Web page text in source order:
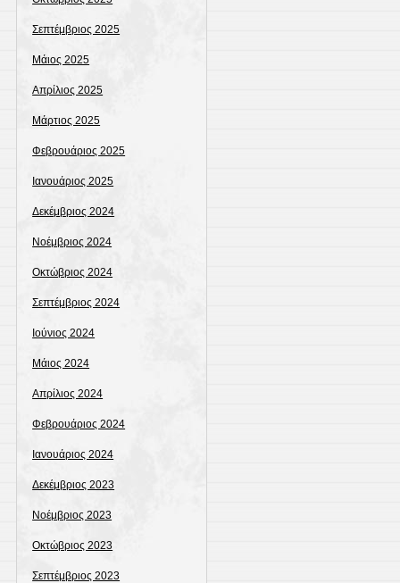
Σεπτέμβριος 2025
Μάιος 2025
Απρίλιος 2025
Μάρτιος 2025
Φεβρουάριος 2025
Ιανουάριος 2025
Δεκέμβριος 2024
Νοέμβριος 2024
Οκτώβριος 2024
Σεπτέμβριος 2024
Ιούνιος 2024
Μάιος 2024
Απρίλιος 2024
Φεβρουάριος 2024
Ιανουάριος 2024
Δεκέμβριος 2023
Νοέμβριος 2023
Οκτώβριος 2023
Σεπτέμβριος 2023